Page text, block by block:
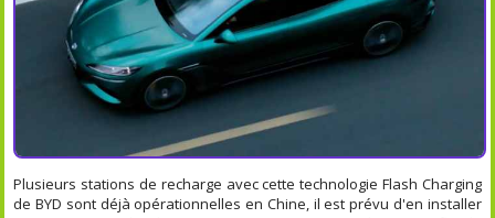
Plusieurs stations de recharge avec cette technologie Flash Charging
de BYD sont déjà opérationnelles en Chine, il est prévu d'en installer